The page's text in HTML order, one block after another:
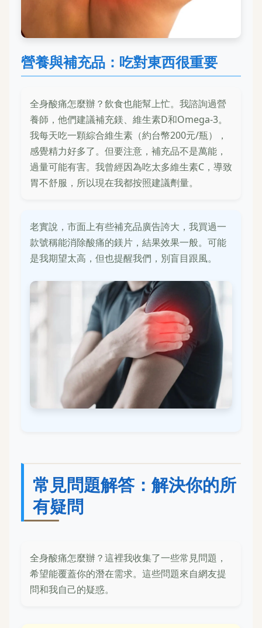
營養與補充品：吃對東西很重要
全身酸痛怎麼辦？飲食也能幫上忙。我諮詢過營
養師，他們建議補充鎂、維生素D和Omega-3。
我每天吃一顆綜合維生素（約台幣200元/瓶），
感覺精力好多了。但要注意，補充品不是萬能，
過量可能有害。我曾經因為吃太多維生素C，導致
胃不舒服，所以現在我都按照建議劑量。
老實說，市面上有些補充品廣告誇大，我買過一
款號稱能消除酸痛的鎂片，結果效果一般。可能
是我期望太高，但也提醒我們，別盲目跟風。
常見問題解答：解決你的所
有疑問
全身酸痛怎麼辦？這裡我收集了一些常見問題，
希望能覆蓋你的潛在需求。這些問題來自網友提
問和我自己的疑惑。